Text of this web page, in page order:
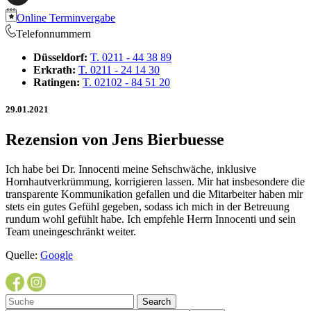
Online Terminvergabe
Telefonnummern
Düsseldorf: T. 0211 - 44 38 89
Erkrath: T. 0211 - 24 14 30
Ratingen: T. 02102 - 84 51 20
29.01.2021
Rezension von Jens Bierbuesse
Ich habe bei Dr. Innocenti meine Sehschwäche, inklusive
Hornhautverkrümmung, korrigieren lassen. Mir hat insbesondere die
transparente Kommunikation gefallen und die Mitarbeiter haben mir
stets ein gutes Gefühl gegeben, sodass ich mich in der Betreuung
rundum wohl gefühlt habe. Ich empfehle Herrn Innocenti und sein
Team uneingeschränkt weiter.
Quelle: Google